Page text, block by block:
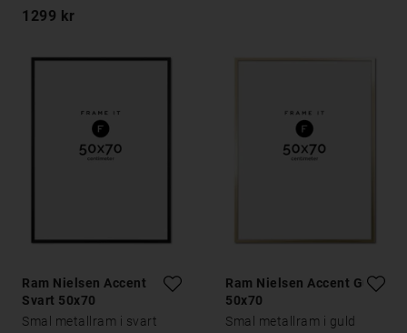
1299 kr
Ram Nielsen Accent
Svart 50x70
Smal metallram i svart
Ram Nielsen Accent Guld
50x70
Smal metallram i guld